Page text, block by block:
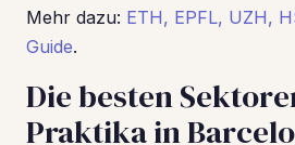
Mehr dazu: ETH, EPFL, UZH,
Guide.
Die besten
Praktika in